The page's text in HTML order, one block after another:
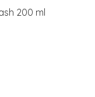
200 ml